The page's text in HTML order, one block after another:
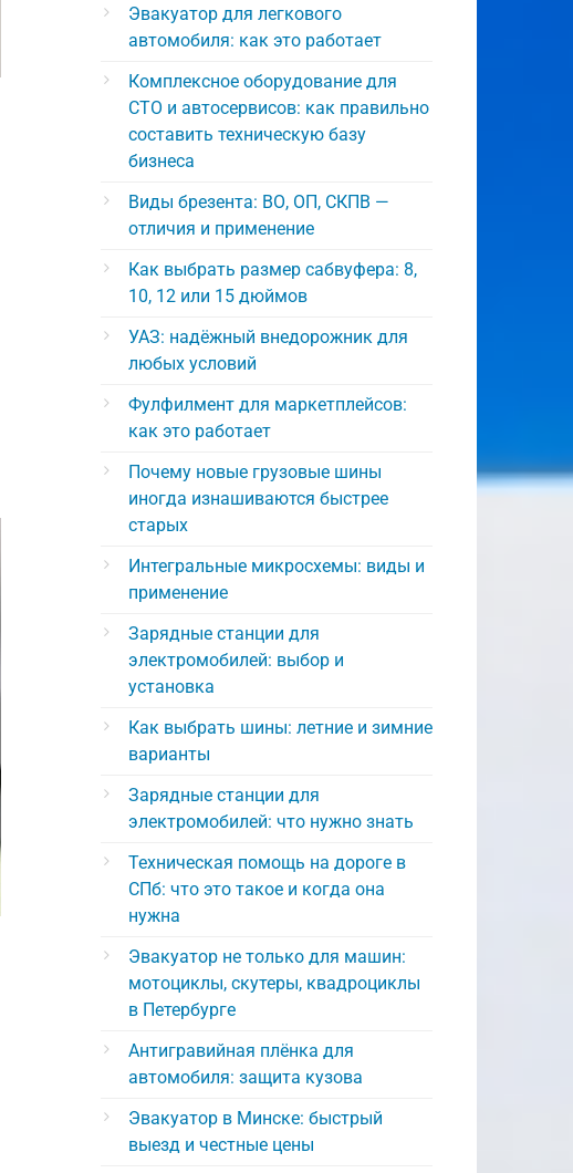
Эвакуатор для легкового
автомобиля: как это работает
Комплексное оборудование для
СТО и автосервисов: как правильно
составить техническую базу
бизнеса
Виды брезента: ВО, ОП, СКПВ —
отличия и применение
Как выбрать размер сабвуфера: 8,
10, 12 или 15 дюймов
УАЗ: надёжный внедорожник для
любых условий
Фулфилмент для маркетплейсов:
как это работает
Почему новые грузовые шины
иногда изнашиваются быстрее
старых
Интегральные микросхемы: виды и
применение
Зарядные станции для
электромобилей: выбор и
установка
Как выбрать шины: летние и зимние
варианты
Зарядные станции для
электромобилей: что нужно знать
Техническая помощь на дороге в
СПб: что это такое и когда она
нужна
Эвакуатор не только для машин:
мотоциклы, скутеры, квадроциклы
в Петербурге
Антигравийная плёнка для
автомобиля: защита кузова
Эвакуатор в Минске: быстрый
выезд и честные цены